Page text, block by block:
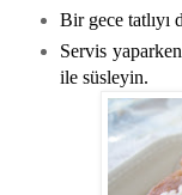
Bir gece tatlıyı
Servis
ile süsleyin.